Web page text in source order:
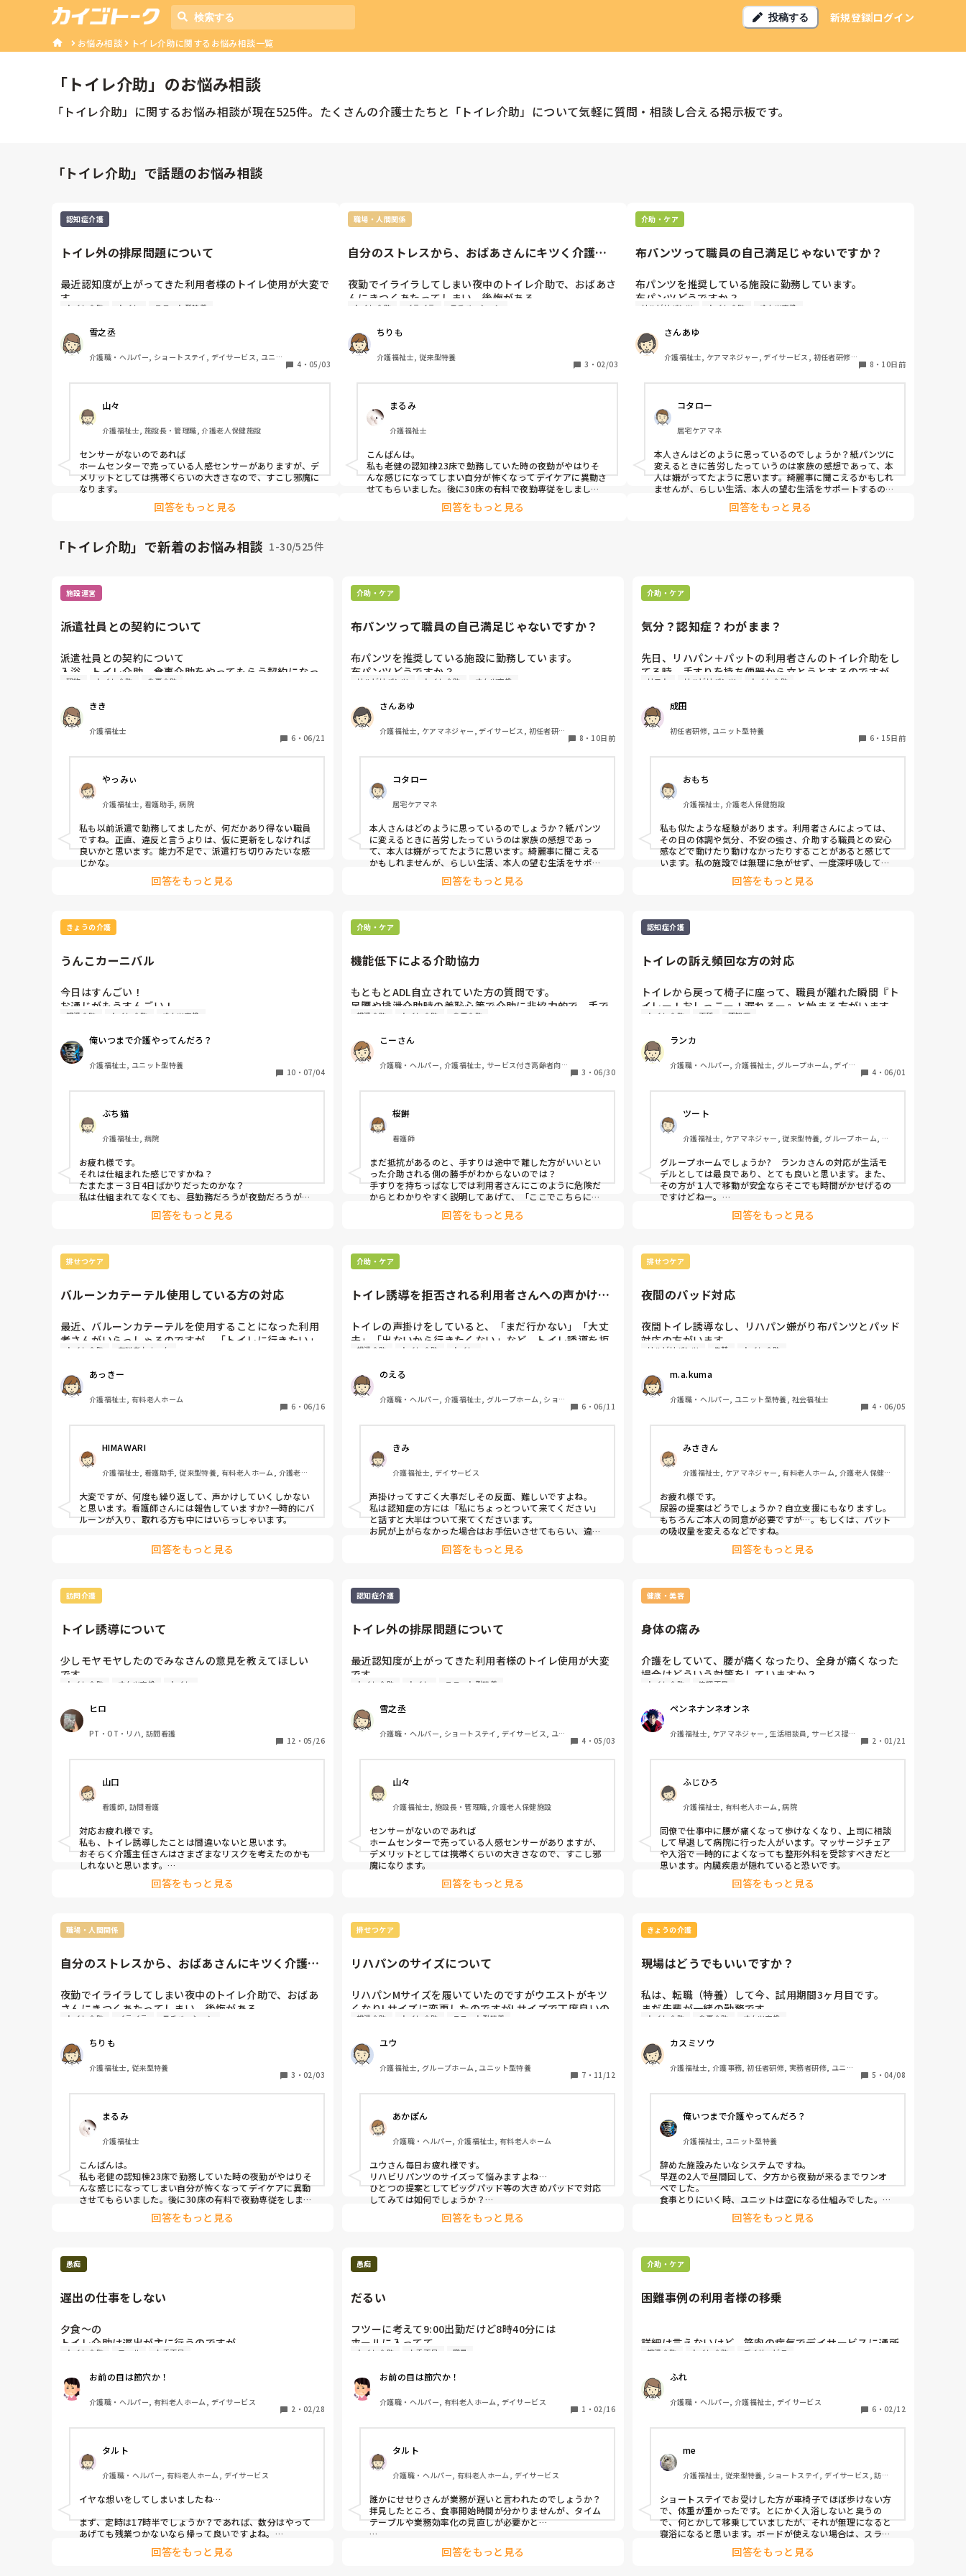
投稿する 新規登録ログイン
お悩み相談 トイレ介助に関するお悩み相談一覧
「トイレ介助」のお悩み相談
「 トイレ介助」に関するお悩み相談が現在525件。たくさんの介護士たちと「 トイレ介助」について気軽に質問・相談し合える掲示板です。
「トイレ介助」で話題のお悩み相談
認知症介護
トイレ外の排尿問題について
最近認知度が上がってきた利用者様のトイレ使用が大変で
す。
い方です。
尿意もちゃんとあるのですが、便器内に排尿をしない事が
増えました。以前はトイレ利用をしっかり出来ていたので
すが、便器がわからなくなったのか床がビショビショにな
っている事が多くなりました。
人なので、他の利用者様の対応中などに起きてトイレを使
用してる事もあり、いつの間にかトイレの床が水浸しにな
っていたりします。
歩行の関係もありますが、センサーも余りがないので設置
できず、夜間は隣のユニットにいる時等は起きた事に気付
きにくいです。
トイレ介助 トイレ ユニット型特養
雪之丞
介護職・ヘルパー, ショートステイ, デイサービス, ユニッ
4 ・ 05/03
山々
介護福祉士, 施設長・管理職, 介護老人保健施設
センサーがないのであれば
ホームセンターで売っている人感センサーがありますが、デ
メリットとしては携帯くらいの大きさなので、すこし邪魔に
なります。
回答をもっと見る
職場・人間関係
自分のストレスから、おばあさんにキツく介護し
夜勤でイライラしてしまい夜中のトイレ介助で、おばあさ
んにきつくあたってしまい、後悔がある。
こじんぷれーで、しごとしている。(自分がそう感じる)自
分の性格的にチームプレーは、すきではない。
今の職場勤めて６年目でしが、やめるべきですか？
トイレ介助 イライラ モチベーション
ちりも
介護福祉士, 従来型特養
3 ・ 02/03
まるみ
介護福祉士
こんばんは。
私も老健の認知棟23床で勤務していた時の夜勤がやはりそ
んな感じになってしまい自分が怖くなってデイケアに異動さ
せてもらいました。後に30床の有料で夜勤専従をしました
がこちらはそういう気分になる人が2名程でしたのでまだ落
ち着いて勤務できました。 回答をもっと見る
介助・ケア
布パンツって職員の自己満足じゃないですか？
布パンツを推奨している施設に勤務しています。
布パンツどうですか？
すが多くは職員の自己満足になっているような気がしま
す。家族としては在宅で生活していた時布パンツからリハ
パンへの移行を苦労したのに今頃になってどうしてと思わ
れています。オムツ代払っているのにどうしてと言う意見
もありました。
さい。
リハビリパンツ トイレ介助 オムツ交換
さんあゆ
介護福祉士, ケアマネジャー, デイサービス, 初任者研修,
8 ・ 10日前
コタロー
居宅ケアマネ
本人さんはどのように思っているのでしょうか？紙パンツに
変えるときに苦労したっていうのは家族の感想であって、本
人は嫌がってたように思います。綺麗事に聞こえるかもしれ
ませんが、らしい生活、本人の望む生活をサポートするのが
介護だと私は思っております。本人は意思決定はできます
回答をもっと見る
「トイレ介助」で新着のお悩み相談 1-30/525件
施設運営
派遣社員との契約について
派遣社員との契約について
入浴、トイレ介助、食事介助をやってもらう契約になっ
·トイレ介助は行くように言わないと行かない
·食事介助は、いったん座って始めると、他のスタッフが
忙しくて動き回っているのに、座って、食事介助だけし
·入浴介助はしんどいので、回数を減らしてほしいと派遣
他にも、体力使うケア、汚いケアは気の弱い職員にやら
せて、自分はやらない
このような場合、契約でやってほしいことが、ちゃんと
出来ていないわけで、派遣の契約期間が残っていても、
契約違反だと言って契約を打ち切ることできないのでし
契約 トイレ介助 食事介助
きき
介護福祉士
6 ・ 06/21
やっみぃ
介護福祉士, 看護助手, 病院
私も以前派遣で勤務してましたが、何だかあり得ない職員
ですね。正直、違反と言うよりは、仮に更新をしなければ
良いかと思います。能力不足で、派遣打ち切りみたいな感
じかな。
回答をもっと見る
介助・ケア
布パンツって職員の自己満足じゃないですか？
布パンツを推奨している施設に勤務しています。
布パンツどうですか？
ますが多くは職員の自己満足になっているような気がし
ます。家族としては在宅で生活していた時布パンツから
リハパンへの移行を苦労したのに今頃になってどうして
と思われています。オムツ代払っているのにどうしてと
言う意見もありました。
ださい。
リハビリパンツ トイレ介助 オムツ交換
さんあゆ
介護福祉士, ケアマネジャー, デイサービス, 初任者研
8 ・ 10日前
コタロー
居宅ケアマネ
本人さんはどのように思っているのでしょうか？紙パンツ
に変えるときに苦労したっていうのは家族の感想であっ
て、本人は嫌がってたように思います。綺麗事に聞こえる
かもしれませんが、らしい生活、本人の望む生活をサポー
トするのが介護だと私は思っております。本人は意思決定
います。
回答をもっと見る
介助・ケア
気分？認知症？わがまま？
先日、リハパン＋パットの利用者さんのトイレ介助をし
てる時、手すりを持ち便器から立とうとするのですが
ーダーが来てくれました。リーダーの顔見た瞬間立てな
いと言っていたのが人が変わったようにスムーズに立っ
て車椅子に移乗したのです。私はその場で立てなかった
んじゃなかったの？と聞いたら立てるよ！と言われ、リ
ーダーからは前屈みにしてないから立たないんだよ。と
車椅子からベッド、リフトの椅子から車椅子などの時に
突然石のように動かなくなる時があるのですが対応でき
ずに困っています。皆さんはどうしていますか？
リフト リハビリパンツ トイレ介助
成田
初任者研修, ユニット型特養
6・ 15日前
おもち
介護福祉士, 介護老人保健施設
私も似たような経験があります。利用者さんによっては、
その日の体調や気分、不安の強さ、介助する職員との安心
感などで動けたり動けなかったりすることがあると感じて
います。私の施設では無理に急がせず、一度深呼吸しても
らったり、「前に体重をかけて一緒に立ちましょう」と声
をかけながらタイミングを合わせています。それでも難し
回答をもっと見る
きょうの介護
うんこカーニバル
今日はすんごい！
お通じがもうすんごい！
6人中、2人お腹下したようで止まらん
もはやうんこカーニバル
日中ずっとうんこ
今下した内の1人トイレ中
うんこいっぱい遭遇すると、運がつくよな
うんこだけに。
今日昼間からいろいろあって、イレギュラーと事故と風
呂で盛りだくさんだったわ
激動の１日
職員が最低人数しかいない日に限って起こる
お疲れ様でした！！！！！
排泄介助 トイレ介助 オムツ交換
俺いつまで介護やってんだろ？
介護福祉士, ユニット型特養
10 ・ 07/04
ぶち猫
介護福祉士, 病院
お疲れ様です。
それは仕組まれた感じですかね？
たまたま－３日4日ばかりだったのかな？
私は仕組まれてなくても、昼勤務だろうが夜勤だろうがな
ぜか私のときばかり出る❗
職場でうんこ番長と呼ばれています。
回答をもっと見る
介助・ケア
機能低下による介助協力
もともとADL自立されていた方の質問です。
足腰や排泄介助時の羞恥心等で介助に非協力的で、手で
等に持って離されなかったり・・・
不安等もあるのでしょうが、お話をしながら慣れていっ
ていただくしかないのでしょうか？
ご経験おありのかたいらっしゃいますか？
排泄介助 トイレ介助 食事介助
こーさん
介護職・ヘルパー, 介護福祉士, サービス付き高齢者向け
3 ・ 06/30
桜餅
看護師
まだ抵抗があるのと、手すりは途中で離した方がいいとい
った介助される側の勝手がわからないのでは？
手すりを持ちっぱなしでは利用者さんにこのように危険だ
からとわかりやすく説明してあげて、「ここでこちらに持
ち替えるとお互いに楽」ということを声かけしながら知っ
て頂くのはどうでしょうか。
回答をもっと見る
認知症介護
トイレの訴え頻回な方の対応
トイレから戻って椅子に座って、職員が離れた瞬間『ト
イレー！おしっこー！漏れるー』と始まる方がいます。
にフロアで叫びだすと、居室にいる方が「うるさい」と
フロアに出てきます。
何かしら対応しないと、他の方が不穏になります。「可
哀想じゃないのよ」と怒り出したり、「連れて行ってあ
げてよ〜」と泣いてしまう方もいます。中には自分も転
らせようとする方もいます。
因みに皆さん、一分前にその方がフロアのトイレから出
てきて椅子に座るのを見ていますが、『おしっこー！』
と始まると、今トイレから戻ったばかりという事実はな
かったことになってしまいます。
認知症も進んできており、歩行器使用してますが、状態
によっては車椅子対応になります。
歩行器で歩いていく場合、一番近いトイレでも行って戻
自分で立ち上がろうとしてしまうので、トイレでは「終
わるまで一緒に個室」が原則で、側を離れることが出来
いです。因みに、居室からも食堂からも、一番近いトイ
私の対応としては
・基本的にトイレの訴えは否定しない
・テレビのニュースが好きなので、YouTubeなどの歌が
かかっている場合はチャンネルをニュースに変える
・昔の話などトイレと関係ない話題を振ってみる
・お部屋で横になって休みますか？ときく(何回もトイレ
に行ってると疲れて来るので、「寝る」と言うときもあ
る。が、臥床しても『おーい！おーい！』『おしっこ
ー！』『とうしたらいいのー？』『朝ごはんたべてない
よー！』など、ずっと叫んでいる日もあり）
その方のトイレ訴えに上手く対応しないと、他の方の不
穏を招いたり、トイレ介助が重なった時などにも影響が
出てしまいます。また、ご飯の支度などが全く進まず、
本当に何も出来なくなります。たまに料理を手伝ってく
れる方がいますが、入居者さんが包丁を使っている時に
職員によっては、「今行ったよ！！」「オムツつけてる
から大丈夫だよ」など言う人もいますが、ご本人は「行
ってない！」「なんでそんなひどいこと言うの」「あん
たなんか話にならないよ」と怒ってしまい、更に悪循環
ご自分の施設にこのような利用者さんがいらっしゃると
ありますか？アドバイスをお願いします。
トイレ介助 不穏 認知症
ランカ
介護職・ヘルパー, 介護福祉士, グループホーム, デイサ
4 ・ 06/01
ツート
介護福祉士, ケアマネジャー, 従来型特養, グループホーム, デ
グループホームでしょうか?　ランカさんの対応が生活モ
デルとしては最良であり、とても良いと思います。また、
その方が１人で移動が安全ならそこでも時間がかせげるの
ですけどねー。
さて、しかし限度を超えて訴えられる方もおられます、そ
れが事実です。訴えがあっても声掛け後、少し様子をみる
や神経内科など受診し、鎮静剤の内服を調整してもらうし
かありません。ただこういった方々は、なぜか私達だと凄
は何度か必要になり得ます。逆に食事も、特に朝摂れない
程の傾眠にもなるなど、ちょうどよいのには時間を要する
り返していくのが、根本の解決になる、それしか対応が難
しい場合もある、と言うことですよね…職員がつきっき
り、そして安全、他利用者様の生活の質も守られれば良い
回答をもっと見る
排せつケア
バルーンカテーテル使用している方の対応
最近、バルーンカテーテルを使用することになった利用
者さんがいらっしゃるのですが、「トイレに行きたい」
その都度、「カテーテルが入っているのでお手洗いに行
かなくても大丈夫」な事をお伝えし、会話の最後には
「ありがとう」と言って納得してくださるのですが、少
し経つとまたトイレの訴えがあり、繰り返します。
尿意があるのかは正直分からないのと、認知症があるの
で、短い時間に頻回に言われると業務が滞ってしまう
し、こちらも疲弊します。
何か良い対応や声かけはないでしょうか。
よろしくお願いします。
トイレ介助 有料老人ホーム
あっきー
介護福祉士, 有料老人ホーム
6 ・ 06/16
HIMAWARI
介護福祉士, 看護助手, 従来型特養, 有料老人ホーム, 介護老人
サービス, 病院, 初任者研修, 実務者研修, ユニット型特養, 小規
模多機能型居宅介護
大変ですが、何度も繰り返して、声かけしていくしかない
と思います。看護師さんには報告していますか?一時的にバ
ルーンが入り、取れる方も中にはいらっしゃいます。
回答をもっと見る
介助・ケア
トイレ誘導を拒否される利用者さんへの声かけに
トイレの声掛けをしていると、「まだ行かない」「大丈
夫」「出ないから行きたくない」など、トイレ誘導を拒
私自身、利用者さんによって対応に悩むことがありま
す。認知症のある方、自立度の高い方、プライドが高い
方、声かけに敏感な方など、それぞれ反応が違うため、
どのような声かけやタイミングが良いのか知りたいで
みなさんはトイレ誘導を拒否される利用者さんに対し
て、どのような工夫をされていますか？
「こう声をかけたらスムーズに行けた」「この方にはこ
んな伝え方が効果的だった」「逆にこういう言い方は嫌
がられてしまった」など、実際のエピソードがあればぜ
ひ教えてください。
方法を知りたいので、たくさんのご意見をいただけると
嬉しいです。よろしくお願いします。
排泄介助 トイレ介助 トイレ
のえる
介護職・ヘルパー, 介護福祉士, グループホーム, ショー
6 ・ 06/11
きみ
介護福祉士, デイサービス
声掛けってすごく大事だしその反面、難しいですよね。
私は認知症の方には「私にちょっとついて来てください」
と話すと大半はついて来てくださいます。
お尻が上がらなかった場合はお手伝いさせてもらい、違う
話をしながら誘導したり。
ご飯前だからとか、おやつ前だからと伝え来てもらってい
回答をもっと見る
排せつケア
夜間のパッド対応
夜間トイレ誘導なし、リハパン嫌がり布パンツとパッド
対応の方がいます。
少し横漏れしてしまう日もあります。
男巻きだとうつ伏せ寝をした時にズレてしまうみたい
で、あまり成功しません。
何か失禁を回避する良いアイデアありますか？
リハビリパンツ 失禁 トイレ介助
m.a.kuma
介護職・ヘルパー, ユニット型特養, 社会福祉士
4 ・ 06/05
みさきん
介護福祉士, ケアマネジャー, 有料老人ホーム, 介護老人保健施
お疲れ様です。
尿器の提案はどうでしょうか？自立支援にもなりますし。
もちろんご本人の同意が必要ですが…。もしくは、パット
の吸収量を変えるなどですね。
回答をもっと見る
訪問介護
トイレ誘導について
少しモヤモヤしたのでみなさんの意見を教えてほしい
です。
めオムツ対応している方がいます。
その方が看護師訪問時に「今日は立てそうだからトイレ
行ってみたい」と声掛けがあったので、看護師1名とリハ
ビリである自分が一緒にトイレ誘導しました。
少し時間は要しましたが難なくトイレまで移動でき無事
排泄できました。
その直後介護主任より「オムツの人はどんな理由があっ
てもオムツだからトイレに連れて行かないで！」と声を
荒げていました。
本人の意思を尊重して問題なくトイレ誘導したことは間
オムツ対応中＝トイレ誘導禁止じゃないですよね？
トイレ介助 オムツ交換 トイレ
ヒロ
PT・OT・リハ, 訪問看護
12 ・ 05/26
山口
看護師, 訪問看護
対応お疲れ様です。
私も、トイレ誘導したことは間違いないと思います。
おそらく介護主任さんはさまざまなリスクを考えたのかも
しれないと思います。
ですがそれは、ADLアップに伴うリスクですよね。
「その成功体験をもとに、危険な時間帯にもトイレに挑戦
「転倒が増えるかもしれない」
その考えはありますが、いずれも人1人のADLアップの可
急性期であれ慢性期であれ回復期であれ維持期であれ、ど
の時期にいたとしてもADLアップの可能性があること、患
たり前の要求だと思います。
その介護主任さんが同じ立場に立った時にも同じことが言
えるのでしょうか。
アップにつながります。
今回は問題なく成功していますが、もしも万が一失敗だっ
たとしても、望んだことを実行させてもらえたことや自分
から挑戦できたことは患者さんの生きる希望になったと思
もしオムツの人はトイレ誘導禁止というルールが存在する
さまざまなリスクが伴うことは当然なので、患者さん自身
とお約束をしなければならなかったり見守り強化、時には
夜間の行動制限等しなければならない可能性はありますが
今一度、なぜトイレ誘導禁止と思ったのか、何が問題だっ
たのかを客観的に話し合ってみることをお勧めします。
回答をもっと見る
認知症介護
トイレ外の排尿問題について
最近認知度が上がってきた利用者様のトイレ使用が大変
です。
ない方です。
尿意もちゃんとあるのですが、便器内に排尿をしない事
が増えました。以前はトイレ利用をしっかり出来ていた
のですが、便器がわからなくなったのか床がビショビシ
ョになっている事が多くなりました。
１人なので、他の利用者様の対応中などに起きてトイレ
を使用してる事もあり、いつの間にかトイレの床が水浸
しになっていたりします。
歩行の関係もありますが、センサーも余りがないので設
置できず、夜間は隣のユニットにいる時等は起きた事に
気付きにくいです。
トイレ介助 トイレ ユニット型特養
雪之丞
介護職・ヘルパー, ショートステイ, デイサービス, ユニ
4 ・ 05/03
山々
介護福祉士, 施設長・管理職, 介護老人保健施設
センサーがないのであれば
ホームセンターで売っている人感センサーがありますが、
デメリットとしては携帯くらいの大きさなので、すこし邪
魔になります。
回答をもっと見る
健康・美容
身体の痛み
介護をしていて、腰が痛くなったり、全身が痛くなった
場合はどういう対策をしていますか？
昨日は夕方近くになって、腰からの痛みで背中全身が痛
くなり、頭痛までしたしてヤバいなあと思っていたので
すが、自宅に10年以上前に買ったマッサージチェアで背
中を揉んだ後、風呂に入ると痛みが取れました。こんな
ことは初めてで、いつもなら腰が痛いとか、局所的な痛
年齢を重ねると自分の身体のメンテナンスも出来ない
と、介護なんて出来ないなあと考えています。
トイレ介助 体調不良
ペンネナンネオンネ
介護福祉士, ケアマネジャー, 生活相談員, サービス提供
ステイ, デイサービス, 訪問介護, ユニット型特養, 居宅
2 ・ 01/21
ふじひろ
介護福祉士, 有料老人ホーム, 病院
同僚で仕事中に腰が痛くなって歩けなくなり、上司に相談
して早退して病院に行った人がいます。マッサージチェア
や入浴で一時的によくなっても整形外科を受診すべきだと
思います。内臓疾患が隠れていると恐いです。
回答をもっと見る
職場・人間関係
自分のストレスから、おばあさんにキツく介護し
夜勤でイライラしてしまい夜中のトイレ介助で、おばあ
さんにきつくあたってしまい、後悔がある。
ど、こじんぷれーで、しごとしている。(自分がそう感じ
る)自分の性格的にチームプレーは、すきではない。
今の職場勤めて６年目でしが、やめるべきですか？
トイレ介助 イライラ モチベーション
ちりも
介護福祉士, 従来型特養
3 ・ 02/03
まるみ
介護福祉士
こんばんは。
私も老健の認知棟23床で勤務していた時の夜勤がやはりそ
んな感じになってしまい自分が怖くなってデイケアに異動
させてもらいました。後に30床の有料で夜勤専従をしまし
たがこちらはそういう気分になる人が2名程でしたのでま
だ落ち着いて勤務できました。
ませんし、チームプレーがとなれば小規模施設や訪問介護
とうになると思います。6年も頑張られたのですからこの
ますが環境を変えて良かったと思っています。
回答をもっと見る
排せつケア
リハパンのサイズについて
リハパンMサイズを履いていたのですがウエストがキツ
くなりLサイズに変更したのですがLサイズで丁度良いの
Mサイズでもはけなくはないのですがトイレでリハパン
やズボンを下ろした時痒みがあります。
リハパンLでトイレやパッド交換を増やす方が良いのでし
排泄介助 トイレ介助 ユニット型特養
ユウ
介護福祉士, グループホーム, ユニット型特養
7 ・ 11/12
あかぽん
介護職・ヘルパー, 介護福祉士, 有料老人ホーム
ユウさん毎日お疲れ様です。
リハビリパンツのサイズって悩みますよね…
ひとつの提案としてビッグパッド等の大きめパッドで対応
してみては如何でしょうか？
多分尿漏れ等で痒みがあるのではないかと思いますので、
アズノール軟膏やプロぺド軟膏を塗布してあげると赤みや
回答をもっと見る
きょうの介護
現場はどうでもいいですか？
私は、転職（特養）して今、試用期間3ヶ月目です。
まだ先輩が一緒の勤務です。
昼礼が終わってからフロアに戻って入浴の準備。
先輩（副主任）は、フロアに戻って来ず何も言わずどこ
かへ。
隣のユニットにいる主任は、主任研修会があるからとい
って、そちらへ。
私は寢浴担当に…
もう1人は個浴しながらフロアを見ることに…
ほとんど車椅子の方で動きがある方は少ないといえ、自
立歩行の方もいらっしゃいます。
それなのに入浴しながらフロアを見るなんて、私として
は今までの経験上ありえないと思いました。
私は、まだ寢浴で機械の使い方もあまり理解していなく
て、1人で対応することに…
15:30から休憩に行けるはずが行けず、45分から16:15迄
行って来てと早出の人に言われ少しだけ休憩に…
17:30（夕食時）にやっと戻って来られる。
全く手伝わず。
フロアが見える場所にその方の居室を移動してほしい
見ながらだと一緒に食事できるのに…
私としては全て終わらせてから、居室対応の方の食事に
行こうと思ったがなかなか行けず。
口腔、トイレ、就寝介助終わらせて行こうと思うと結局
19時頃に…
食事介助（ゴロ音あり、吸引必要な方））しながらフロ
アを見ることに…
物ではない人なので、他者様が動けばそちらへ。
20:00なったので、眠前薬服用とバイタル測定必要な方
の所へ。
この時点で、ほとんどの利用者様は居室にいるのであと
はゆっくりとパッド交換へ。
トイレ介助 食事介助 オムツ交換
カスミソウ
介護福祉士, 介護事務, 初任者研修, 実務者研修, ユニッ
5 ・ 04/08
俺いつまで介護やってんだろ？
介護福祉士, ユニット型特養
辞めた施設みたいなシステムですね。
早遅の2人で昼間回して、夕方から夜勤が来るまでワンオ
ペでした。
食事とりにいく時、ユニットは空になる仕組みでした。や
ばすぎでした。当時はリーダーが「私遅番きらーい」とか
言ってずっと早番。他の職員に遅番のしわ寄せきてまし
早めに見切りつけて、辞めることをオススメします。あ
と、転職ですがちゃんと見極めてやらないと失敗します。
うでない方がいます。周りが見えてないか、それが普通だ
と思ってるかですね。利用者のためって言えばなんとかな
いかないと職員にキレたり、無視したり、利用者に対して
も同様でした。
今の施設は、最低2人で回しますが人数とれる日は3人いま
す。変に仕事サボるヤツがいないので仕事しやすいです
ね。人手不足でどうにもならん時は、削れる業務を削りま
す。ワンオペが減ったのでよかったです。早番だけは9時ま
でワンオペですが、一応なんとかなります。くそ忙しいで
すが、事故やヒヤリなく対応できます。洗い物に関しては
くれるので、比較的楽になります。運なので来ない日は諦
めてます。
回答をもっと見る
愚痴
遅出の仕事をしない
夕食～の
トイレ介助は遅出が主に行うのですが
次から次にコール
17:30になったから帰ろうと思ってたのに
遅出、知らん顔してるから行くしか無かった。
一言「ありがとうー」があってもいいんじゃないかw
…30分タダ働きしました( *´︶`*)
トイレ介助 コール 人手不足
お前の目は節穴か！
介護職・ヘルパー, 有料老人ホーム, デイサービス
2 ・ 02/28
タルト
介護職・ヘルパー, 有料老人ホーム, デイサービス
イヤな想いをしてしまいましたね…
まず、定時は17時半でしょうか？であれば、数分はやって
あげても残業つかないなら帰って良いですよね。
今回の残業については上司に相談しましょう。
回答をもっと見る
愚痴
だるい
フツーに考えて9:00出勤だけど8時40分には
ホールに入ってて
まだ食介してる時点で
10:00までに仕事終わらせるの無理なんだわ
エプロンおしぼり回収して
おしぼり作り
10:00に提供するコーヒーの準備
テーブルふきゴミ集め
途中でトイレ誘導しないといかなかったりするから仕事
が遅れる
スピード的に遅くは無いと思ってる
トイレ介助 人手不足 職員
お前の目は節穴か！
介護職・ヘルパー, 有料老人ホーム, デイサービス
1 ・ 02/16
タルト
介護職・ヘルパー, 有料老人ホーム, デイサービス
誰かにせせりさんが業務が遅いと言われたのでしょうか？
拝見したところ、食事開始時間が分かりませんが、タイム
テーブルや業務効率化の見直しが必要かと…
夜勤がロングなら協力はしているのでしょうか？夜勤が雑
務をするか、トイレ誘導をするか？
回答をもっと見る
介助・ケア
困難事例の利用者様の移乗
詳細は言えないけど、筋肉の病気でデイサービスに通所
乗が難しい場面が多くなってきました。車イスからトイ
レやシャワーチェア(機械浴用)への移乗は、横に並べて
水平移動するのだけれども、ご本人の腕の力だけでお尻
を持ち上げられなくなり、介助者の力を借りなければで
きなくなってきました。体重増加もあり、介助してもな
が無理。通常のボディメカニクスが使えず(肩関節の脱臼
の恐れあり)、そのためデイサービスのスタッフが肩や腰
を傷める者が続出。
もともとご家族も非協力的だし、手も出さない金も出さ
ない状況でどうしたらよいのでしょう？入所も考えてな
いとなると、どんなふうに日常生活を送るのでしょう
か？
事例があれば教えてください。
排泄介助 トイレ介助 デイサービス
ふれ
介護職・ヘルパー, 介護福祉士, デイサービス
6 ・ 02/12
me
介護福祉士, 従来型特養, ショートステイ, デイサービス, 訪問
ショートステイでお受けした方が車椅子でほぼ歩けない方
で、体重が重かったです。とにかく入浴しないと臭うの
で、何とかして移乗していましたが、それが無理になると
寝浴になると思います。ボードが使えない場合は、スライ
ドシートを使っていました。こちらの方が、座浴より職員
の負担は楽ですが、ADLが落ちない限り、座浴が寝浴には
回答をもっと見る